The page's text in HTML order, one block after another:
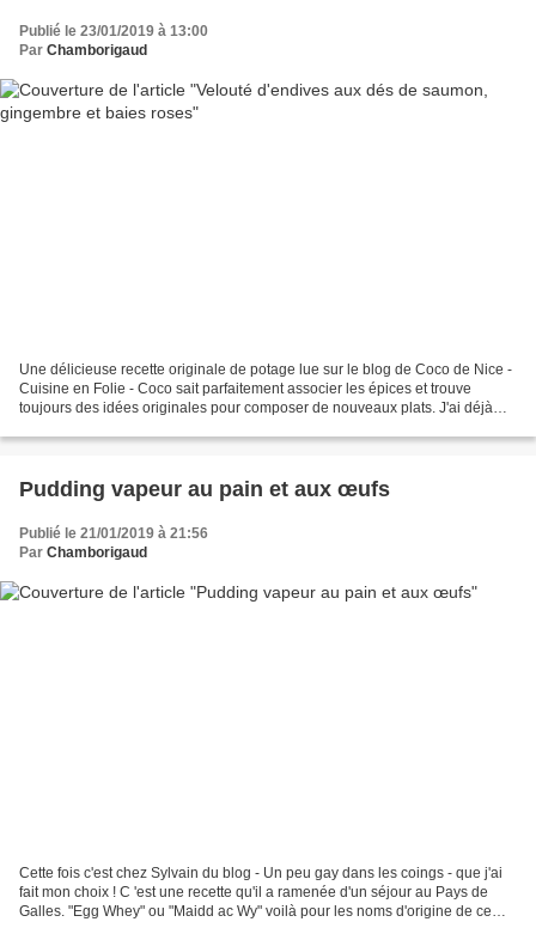
Publié le 23/01/2019 à 13:00
Par Chamborigaud
Une délicieuse recette originale de potage lue sur le blog de Coco de Nice -
Cuisine en Folie - Coco sait parfaitement associer les épices et trouve
toujours des idées originales pour composer de nouveaux plats. J'ai déjà
Pudding vapeur au pain et aux œufs
Publié le 21/01/2019 à 21:56
Par Chamborigaud
Cette fois c'est chez Sylvain du blog - Un peu gay dans les coings - que j'ai
fait mon choix ! C 'est une recette qu'il a ramenée d'un séjour au Pays de
Galles. "Egg Whey" ou "Maidd ac Wy" voilà pour les noms d'origine de ce